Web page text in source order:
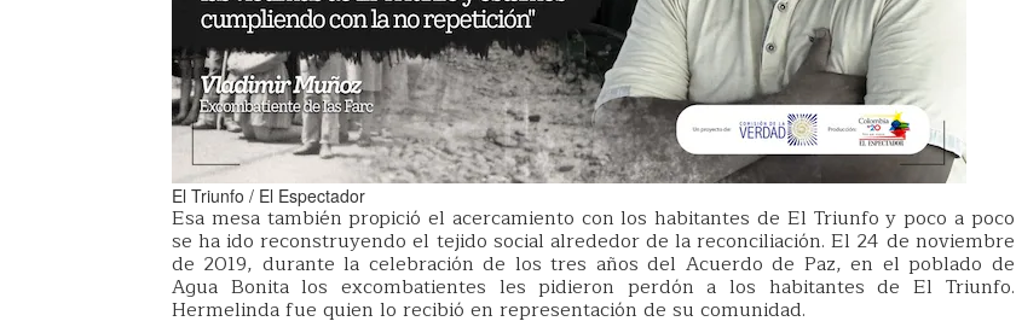
El Triunfo / El Espectador
Esa mesa también propició el acercamiento con los habitantes de El Triunfo y poco a poco
se ha ido reconstruyendo el tejido social alrededor de la reconciliación. El 24 de noviembre
de 2019, durante la celebración de los tres años del Acuerdo de Paz, en el poblado de
Agua Bonita los excombatientes les pidieron perdón a los habitantes de El Triunfo.
Hermelinda fue quien lo recibió en representación de su comunidad.